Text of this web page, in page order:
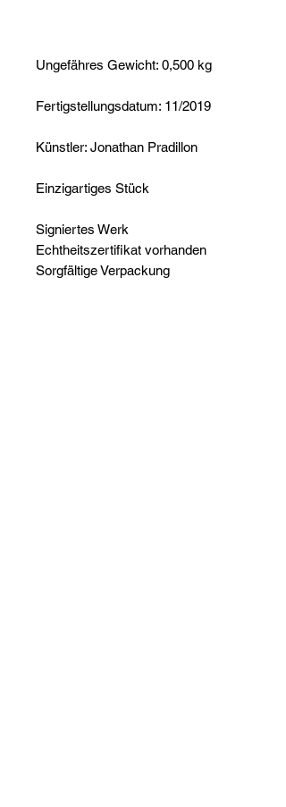
Ungefähres Gewicht: 0,500 kg
Fertigstellungsdatum: 11/2019
Künstler: Jonathan Pradillon
Einzigartiges Stück
Signiertes Werk
Echtheitszertifikat vorhanden
Sorgfältige Verpackung